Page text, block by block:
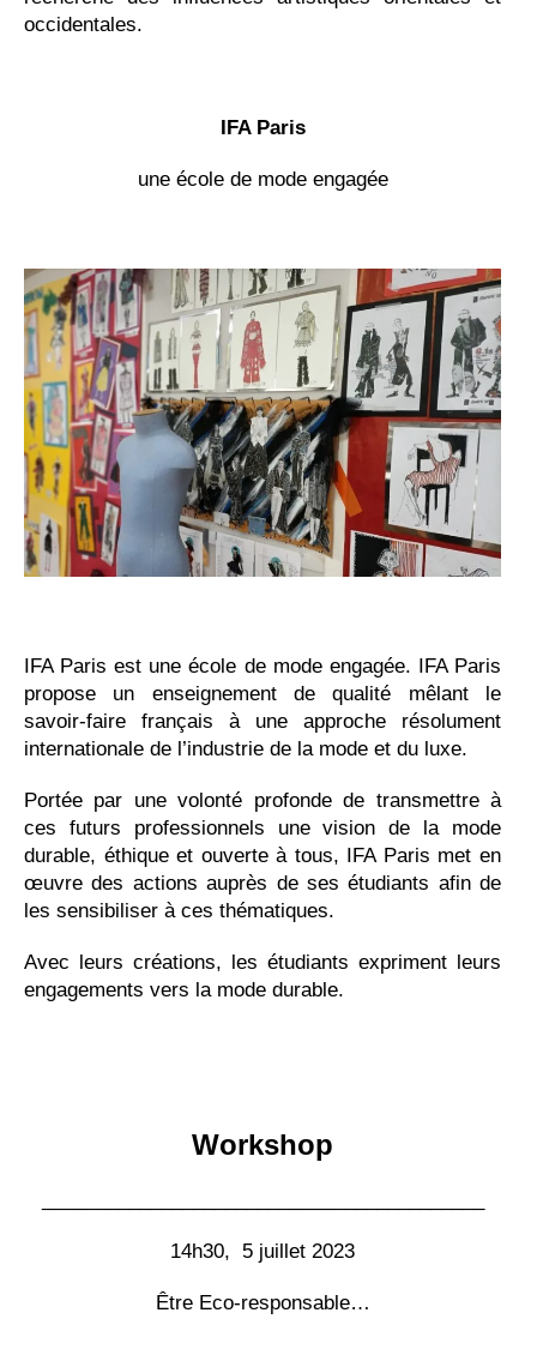
occidentales.
IFA Paris
une école de mode engagée
IFA Paris est une école de mode engagée. IFA Paris
propose un enseignement de qualité mêlant le
savoir-faire français à une approche résolument
internationale de l’industrie de la mode et du luxe.
Portée par une volonté profonde de transmettre à
ces futurs professionnels une vision de la mode
durable, éthique et ouverte à tous, IFA Paris met en
œuvre des actions auprès de ses étudiants afin de
les sensibiliser à ces thématiques.
Avec leurs créations, les étudiants expriment leurs
engagements vers la mode durable.
Workshop
14h30, 5 juillet 2023
Être Eco-responsable…